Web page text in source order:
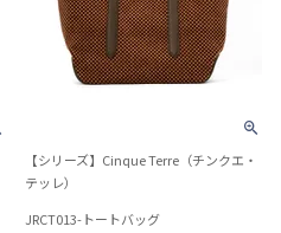
【シリーズ】Cinque Terre（チンクエ・
テッレ）
JRCT013-トートバッグ